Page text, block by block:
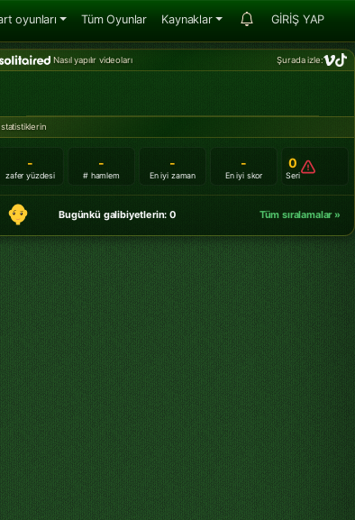
oyunları Tüm Oyunlar Kaynaklar GİRİŞ YAP
Nasıl yapılır videoları Şurada izle:
İstatistiklerin
-
zafer yüzdesi
-
# hamlem
-
En iyi zaman
-
En iyi skor
0
Seri
Bugünkü galibiyetlerin: 0 Tüm sıralamalar »